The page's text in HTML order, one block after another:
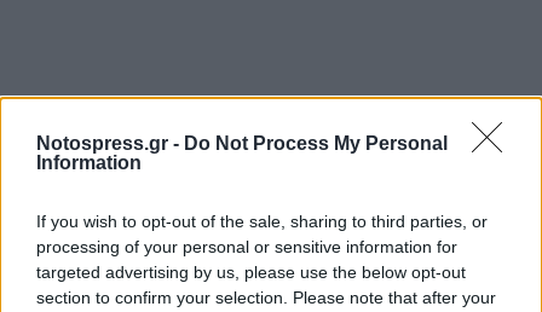
Notospress.gr - Do Not Process My Personal
Information
If you wish to opt-out of the sale, sharing to third parties, or
processing of your personal or sensitive information for
targeted advertising by us, please use the below opt-out
section to confirm your selection. Please note that after your